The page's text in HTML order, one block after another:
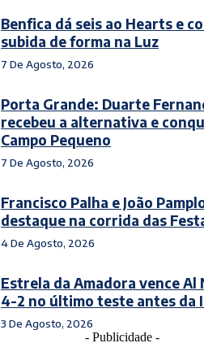
Benfica dá seis ao Hearts e
subida de forma na Luz
7 De Agosto, 2026
Porta Grande: Duarte
recebeu a alternativa e
Campo Pequeno
7 De Agosto, 2026
Francisco Palha e João
destaque na corrida das
4 De Agosto, 2026
Estrela da Amadora vence Al
4-2 no último teste antes da
3 De Agosto, 2026
- Publicidade -